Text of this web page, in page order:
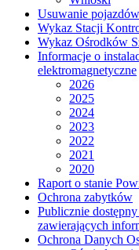
Usuwanie
Wykaz Stacji
Wykaz Ośrodków
Informacje o
elektromagnetyczne
2026
2025
2024
2023
2022
2021
2020
Raport o stanie
Ochrona zabytków
Publicznie
zawierających
Ochrona Danych